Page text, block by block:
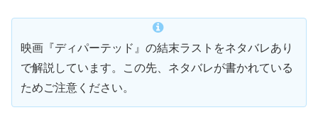
映画『ディパーテッド』の結末ラストをネタバレあり
で解説しています。この先、ネタバレが書かれている
ためご注意ください。